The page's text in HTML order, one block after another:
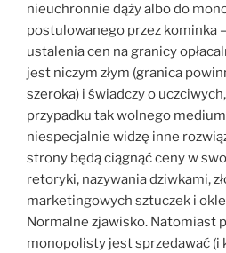
nieuchronnie dąży albo do
postulowanego przez kominka
ustalenia cen na granicy
jest niczym złym (granica
szeroka) i świadczy o
przypadku tak wolnego
niespecjalnie widzę inne
strony będą ciągnąć ceny w
retoryki, nazywania dziwkami,
marketingowych sztuczek i
Normalne zjawisko. Natomiast
monopolisty jest sprzedawać (i